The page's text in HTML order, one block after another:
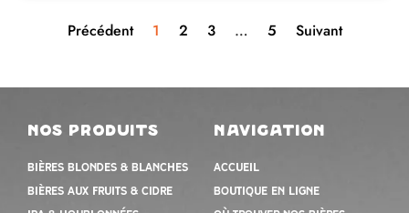
Précédent 1 2 3 … 5 Suivant
nos produits
Bières blondes & blanches
Bières aux fruits & cidre
navigation
Accueil
Boutique en ligne